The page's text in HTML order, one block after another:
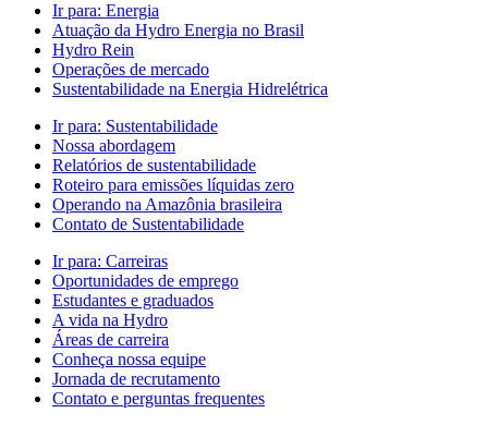
Ir para: Energia
Atuação da Hydro Energia no Brasil
Hydro Rein
Operações de mercado
Sustentabilidade na Energia Hidrelétrica
Ir para: Sustentabilidade
Nossa abordagem
Relatórios de sustentabilidade
Roteiro para emissões líquidas zero
Operando na Amazônia brasileira
Contato de Sustentabilidade
Ir para: Carreiras
Oportunidades de emprego
Estudantes e graduados
A vida na Hydro
Áreas de carreira
Conheça nossa equipe
Jornada de recrutamento
Contato e perguntas frequentes